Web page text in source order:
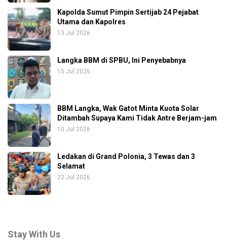
Kapolda Sumut Pimpin Sertijab 24 Pejabat
Utama dan Kapolres
13 Jul 2026
Langka BBM di SPBU, Ini Penyebabnya
15 Jul 2026
BBM Langka, Wak Gatot Minta Kuota Solar
Ditambah Supaya Kami Tidak Antre Berjam-jam
10 Jul 2026
Ledakan di Grand Polonia, 3 Tewas dan 3
Selamat
22 Jul 2026
Stay With Us